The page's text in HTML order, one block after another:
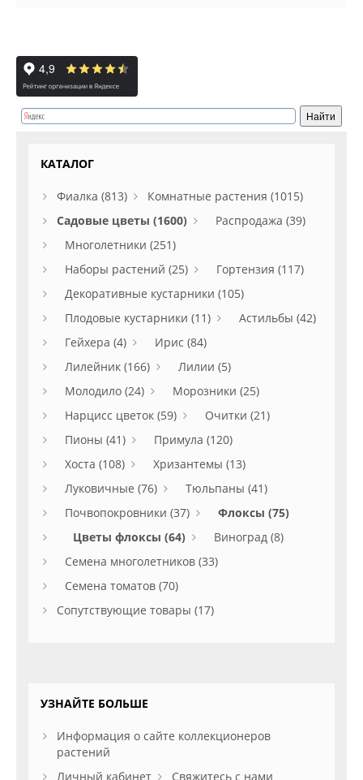
КАТАЛОГ
Фиалка (813)
Комнатные растения (1015)
Садовые цветы (1600)
Распродажа (39)
Многолетники (251)
Наборы растений (25)
Гортензия (117)
Декоративные кустарники (105)
Плодовые кустарники (11)
Астильбы (42)
Гейхера (4)
Ирис (84)
Лилейник (166)
Лилии (5)
Молодило (24)
Морозники (25)
Нарцисс цветок (59)
Очитки (21)
Пионы (41)
Примула (120)
Хоста (108)
Хризантемы (13)
Луковичные (76)
Тюльпаны (41)
Почвопокровники (37)
Флоксы (75)
Цветы флоксы (64)
Виноград (8)
Семена многолетников (33)
Семена томатов (70)
Сопутствующие товары (17)
УЗНАЙТЕ БОЛЬШЕ
Информация о сайте коллекционеров
растений
Личный кабинет
Свяжитесь с нами